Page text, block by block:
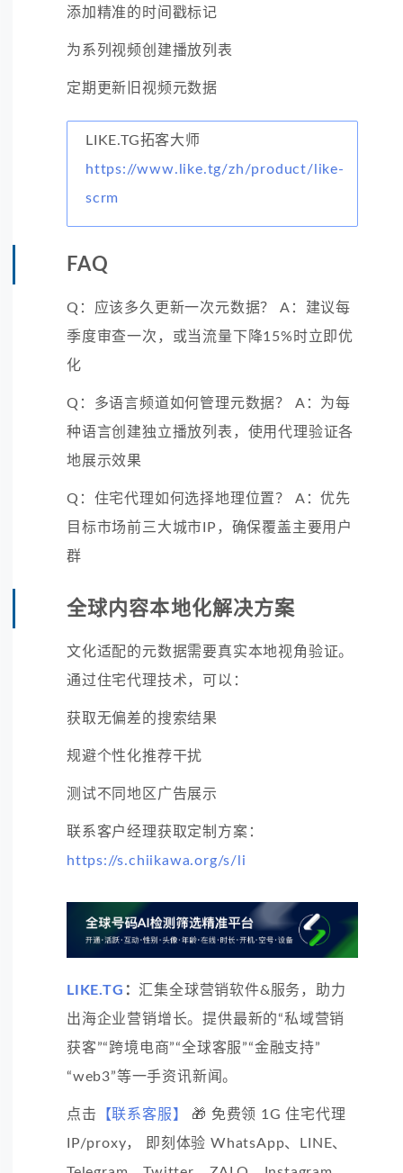
添加精准的时间戳标记
为系列视频创建播放列表
定期更新旧视频元数据
LIKE.TG拓客大师
https://www.like.tg/zh/product/like-
scrm
FAQ
Q：应该多久更新一次元数据？ A：建议每
季度审查一次，或当流量下降15%时立即优
化
Q：多语言频道如何管理元数据？ A：为每
种语言创建独立播放列表，使用代理验证各
地展示效果
Q：住宅代理如何选择地理位置？ A：优先
目标市场前三大城市IP，确保覆盖主要用户
群
全球内容本地化解决方案
文化适配的元数据需要真实本地视角验证。
通过住宅代理技术，可以：
获取无偏差的搜索结果
规避个性化推荐干扰
测试不同地区广告展示
联系客户经理获取定制方案：
https://s.chiikawa.org/s/li
LIKE.TG ： 汇集全球营销软件&服务，助力
出海企业营销增长。提供最新的“私域营销
获客”“跨境电商”“全球客服”“金融支持”
“web3”等一手资讯新闻。
点击 【联系客服】
🎁 免费领 1G 住宅代理
IP/proxy， 即刻体验 WhatsApp、LINE、